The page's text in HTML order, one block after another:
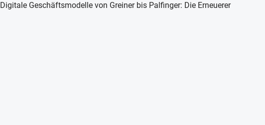
Digitale Geschäftsmodelle von Greiner bis Palfinger: Die Erneuerer